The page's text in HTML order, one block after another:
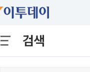
검색